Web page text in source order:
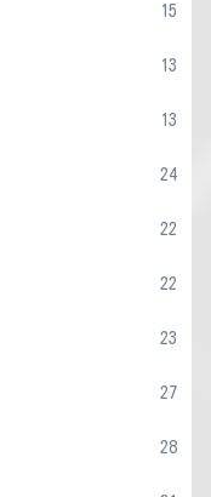
15
13
13
24
22
22
23
27
28